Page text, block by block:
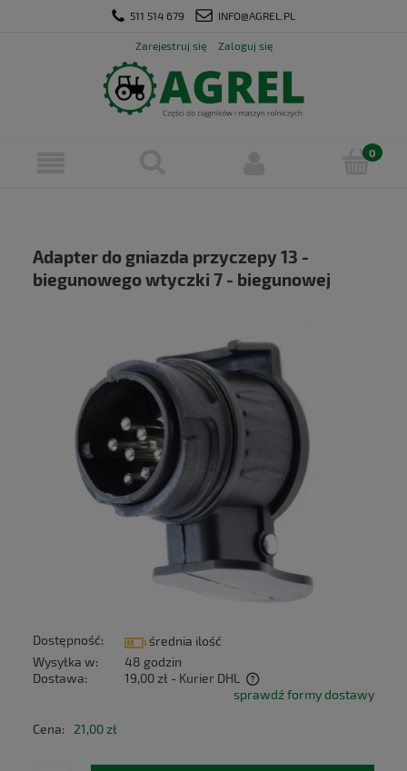
511 514 679 INFO@AGREL.PL
Zarejestruj się Zaloguj się
Adapter do gniazda przyczepy 13 -
biegunowego wtyczki 7 - biegunowej
Dostępność:
średnia ilość
Wysyłka w:
48 godzin
Dostawa:
19,00 zł - Kurier DHL
Cena nie zawiera ewentualnych kosztów płatności
sprawdź formy dostawy
Cena: 21,00 zł